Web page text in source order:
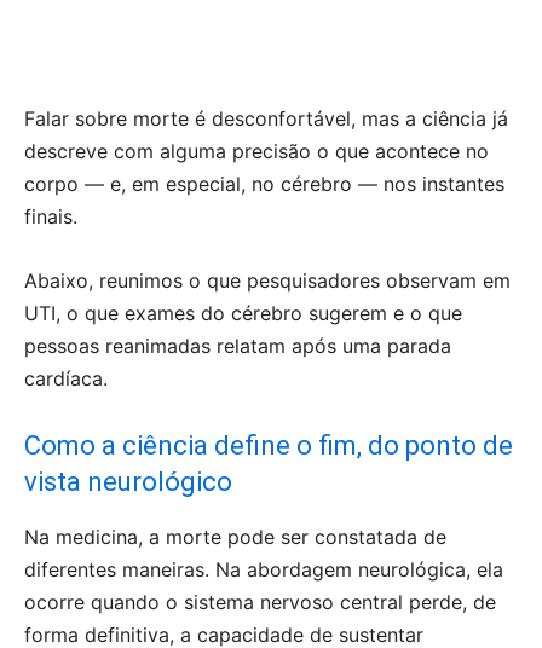
Falar sobre morte é desconfortável, mas a ciência já
descreve com alguma precisão o que acontece no
corpo — e, em especial, no cérebro — nos instantes
finais.
Abaixo, reunimos o que pesquisadores observam em
UTI, o que exames do cérebro sugerem e o que
pessoas reanimadas relatam após uma parada
cardíaca.
Como a ciência define o fim, do ponto de
vista neurológico
Na medicina, a morte pode ser constatada de
diferentes maneiras. Na abordagem neurológica, ela
ocorre quando o sistema nervoso central perde, de
forma definitiva, a capacidade de sustentar